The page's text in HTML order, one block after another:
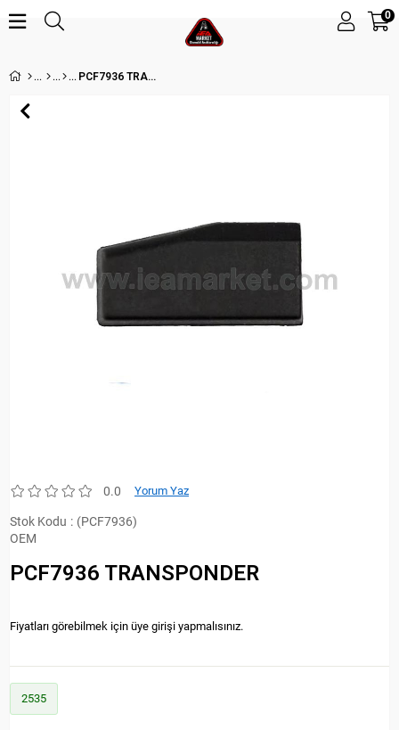
0
PCF7936 TRANSPONDER
0.0 Yorum Yaz
Stok Kodu
(PCF7936)
OEM
PCF7936 TRANSPONDER
Fiyatları görebilmek için üye girişi yapmalısınız.
2535